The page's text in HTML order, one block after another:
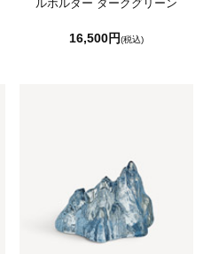
ルホルダー ダークグリーン
16,500円(税込)